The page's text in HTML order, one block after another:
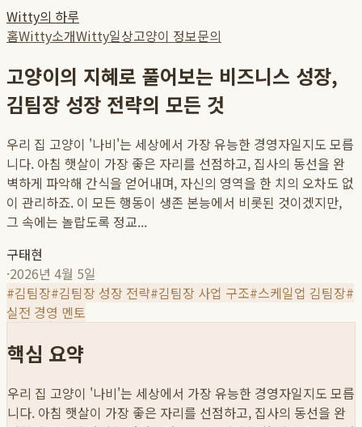
Witty의 하루
홈Witty소개Witty일상고양이 정보문의
고양이의 지혜로 풀어보는 비즈니스 성장,
김팀장 성장 전략의 모든 것
우리 집 고양이 '나비'는 세상에서 가장 유능한 경영자일지도 모릅
니다. 아침 햇살이 가장 좋은 자리를 선점하고, 집사의 동선을 완
벽하게 파악해 간식을 얻어내며, 자신의 영역을 한 치의 오차도 없
이 관리하죠. 이 모든 행동이 생존 본능에서 비롯된 것이겠지만,
그 속에는 놀랍도록 정교...
구태현
·2026년 4월 5일
#김팀장#김팀장 성장 전략#김팀장 사업 구조#스케일업 김팀장#
실전 경영 멘토
핵심 요약
우리 집 고양이 '나비'는 세상에서 가장 유능한 경영자일지도 모릅
니다. 아침 햇살이 가장 좋은 자리를 선점하고, 집사의 동선을 완